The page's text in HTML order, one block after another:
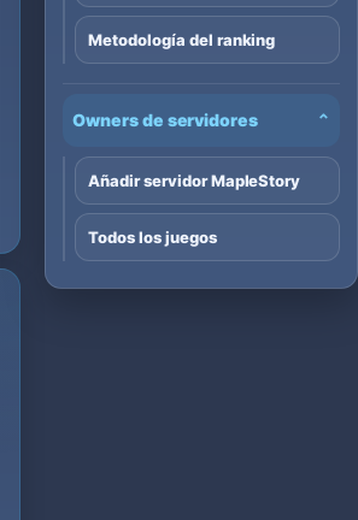
Metodología del ranking
Owners de servidores ⌄
Añadir servidor MapleStory
Todos los juegos